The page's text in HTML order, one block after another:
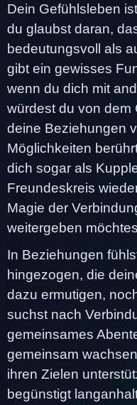
Dein Gefühlsleben
du glaubst daran,
bedeutungsvoll als
gibt ein gewisses
wenn du dich mit
würdest du von dem
deine Beziehungen
Möglichkeiten
dich sogar als
Freundeskreis
Magie der
weitergeben
In Beziehungen
hingezogen, die
dazu ermutigen,
suchst nach
gemeinsames
gemeinsam
ihren Zielen
begünstigt